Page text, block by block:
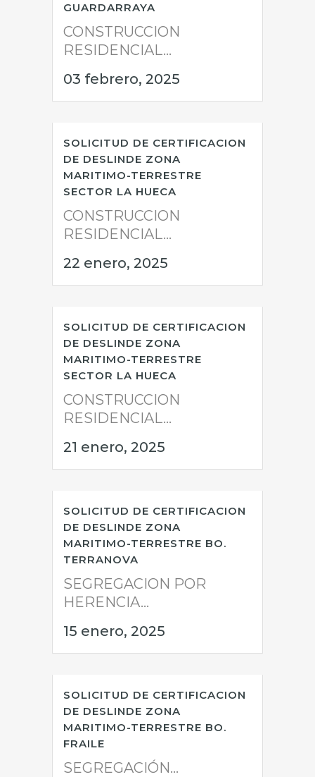
GUARDARRAYA
CONSTRUCCION
RESIDENCIAL...
03 febrero, 2025
SOLICITUD DE CERTIFICACION
DE DESLINDE ZONA
MARITIMO-TERRESTRE
SECTOR LA HUECA
CONSTRUCCION
RESIDENCIAL...
22 enero, 2025
SOLICITUD DE CERTIFICACION
DE DESLINDE ZONA
MARITIMO-TERRESTRE
SECTOR LA HUECA
CONSTRUCCION
RESIDENCIAL...
21 enero, 2025
SOLICITUD DE CERTIFICACION
DE DESLINDE ZONA
MARITIMO-TERRESTRE BO.
TERRANOVA
SEGREGACION POR
HERENCIA...
15 enero, 2025
SOLICITUD DE CERTIFICACION
DE DESLINDE ZONA
MARITIMO-TERRESTRE BO.
FRAILE
SEGREGACIÓN...